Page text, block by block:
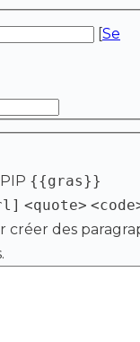
[Se
{{gras}}
<quote>
créer des